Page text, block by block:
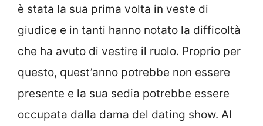
è stata la sua prima volta in veste di
giudice e in tanti hanno notato la difficoltà
che ha avuto di vestire il ruolo. Proprio per
questo, quest’anno potrebbe non essere
presente e la sua sedia potrebbe essere
occupata dalla dama del dating show. Al